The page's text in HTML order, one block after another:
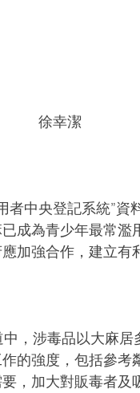
徐幸潔
成為青少年最常濫
加強合作，建立有
的強度，包括參考
，加大對販毒者及